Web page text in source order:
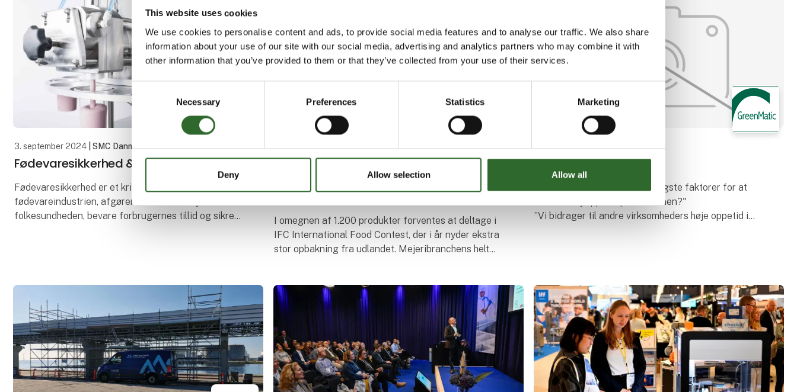
This website uses cookies
We use cookies to personalise content and ads, to provide social media features and to analyse our traffic. We also share
information about your use of our site with our social media, advertising and analytics partners who may combine it with
other information that you’ve provided to them or that they’ve collected from your use of their services.
Consent
Selection
Necessary Preferences Statistics Marketing
Deny Allow selection Allow all
3. september 2024| SMC Danmark A/S
Fødevaresikkerhed & HACCP-krav
Fødevaresikkerhed er et kritisk aspekt af
fødevareindustrien, afgørende for at beskytte
folkesundheden, bevare forbrugernes tillid og sikre
30. august 2024| FoodTech
Mejeribranchen hylder
produktudvikling og kårer sine bedste
produkter på FoodTech
I omegnen af 1.200 produkter forventes at deltage i
IFC International Food Contest, der i år nyder ekstra
stor opbakning fra udlandet. Mejeribranchens helt
19. august 2024| GreenMatic A/S
GreenMatic
”Hvad ser du som de væsentligste faktorer for at
sikre en høj oppetid produktionen?"
”Vi bidrager til andre virksomheders høje oppetid i